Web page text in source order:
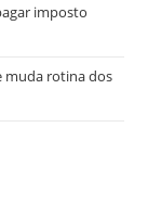
imposto
muda rotina dos